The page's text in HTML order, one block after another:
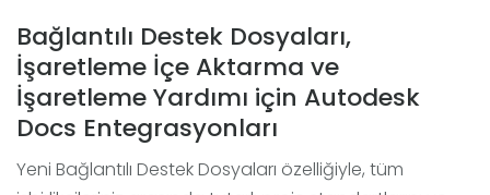
Bağlantılı Destek Dosyaları,
İşaretleme İçe Aktarma ve
İşaretleme Yardımı için Autodesk
Docs Entegrasyonları
Yeni Bağlantılı Destek Dosyaları özelliğiyle, tüm